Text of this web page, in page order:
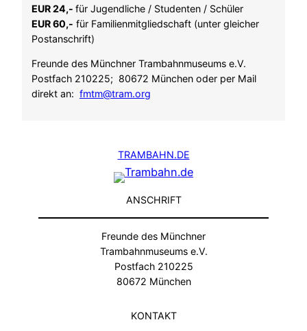
EUR 24,- für Jugendliche / Studenten / Schüler
EUR 60,- für Familienmitgliedschaft (unter gleicher
Postanschrift)
Freunde des Münchner Trambahnmuseums e.V.
Postfach 210225; 80672 München oder per Mail
direkt an: fmtm@tram.org
TRAMBAHN.DE
ANSCHRIFT
Freunde des Münchner
Trambahnmuseums e.V.
Postfach 210225
80672 München
KONTAKT